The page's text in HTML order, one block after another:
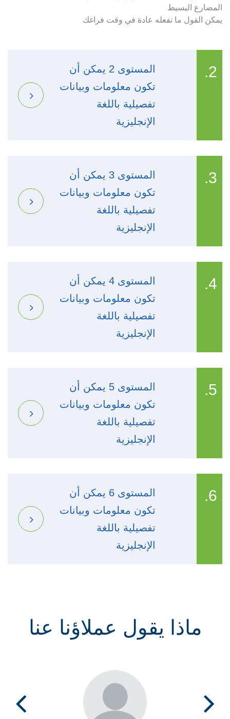
المضارع البسيط
يمكن القول ما تفعله عادة في وقت فراغك
2.
المستوى 2 يمكن أن
تكون معلومات وبيانات
تفصيلية باللغة
الإنجليزية
3.
المستوى 3 يمكن أن
تكون معلومات وبيانات
تفصيلية باللغة
الإنجليزية
4.
المستوى 4 يمكن أن
تكون معلومات وبيانات
تفصيلية باللغة
الإنجليزية
5.
المستوى 5 يمكن أن
تكون معلومات وبيانات
تفصيلية باللغة
الإنجليزية
6.
المستوى 6 يمكن أن
تكون معلومات وبيانات
تفصيلية باللغة
الإنجليزية
ماذا يقول عملاؤنا عنا